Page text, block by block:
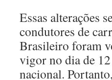
Essas alterações
condutores de
Brasileiro foram
vigor no dia de
nacional.